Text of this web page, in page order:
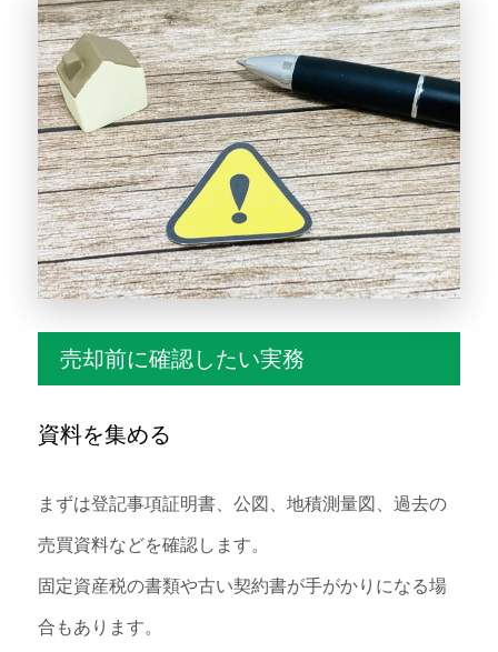
売却前に確認したい実務
資料を集める
まずは登記事項証明書、公図、地積測量図、過去の
売買資料などを確認します。
固定資産税の書類や古い契約書が手がかりになる場
合もあります。